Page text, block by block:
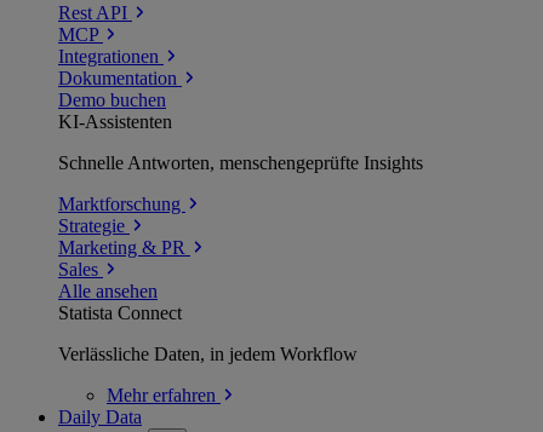
Rest API
MCP
Integrationen
Dokumentation
Demo buchen
KI-Assistenten
Schnelle Antworten, menschengeprüfte Insights
Marktforschung
Strategie
Marketing & PR
Sales
Alle ansehen
Statista Connect
Verlässliche Daten, in jedem Workflow
Mehrerfahren
Daily Data